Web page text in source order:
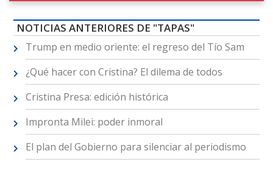
NOTICIAS ANTERIORES DE "TAPAS"
Trump en medio oriente: el regreso del Tío Sam
¿Qué hacer con Cristina? El dilema de todos
Cristina Presa: edición histórica
Impronta Milei: poder inmoral
El plan del Gobierno para silenciar al periodismo